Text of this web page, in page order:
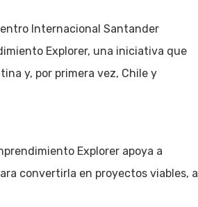
Internacional Santander
Explorer, una iniciativa que
y, por primera vez, Chile y
Explorer apoya a
convertirla en proyectos viables, a